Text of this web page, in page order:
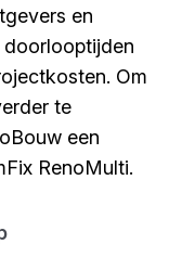
en
Om
te
een
RenoMulti.